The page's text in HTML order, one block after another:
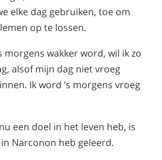
elke dag gebruiken, toe om
op te lossen.
morgens wakker word, wil ik zo
alsof mijn dag niet vroeg
Ik word ’s morgens vroeg
een doel in het leven heb, is
Narconon heb geleerd.